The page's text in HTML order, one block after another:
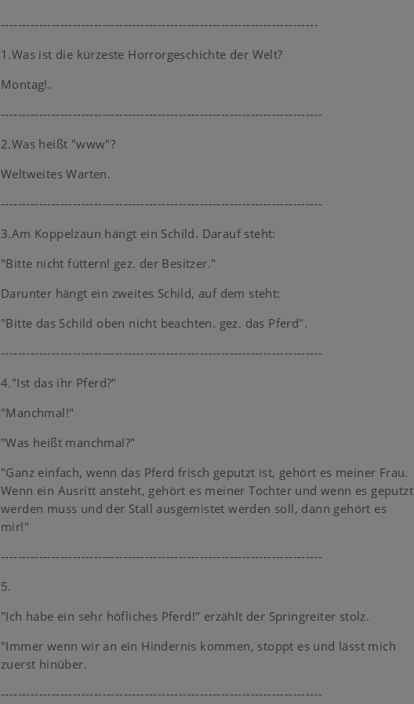
---------------------------------------------------------------------------
1.Was ist die kürzeste Horrorgeschichte der Welt?
Montag!.
----------------------------------------------------------------------------
2.Was heißt "www"?
Weltweites Warten.
----------------------------------------------------------------------------
3.Am Koppelzaun hängt ein Schild. Darauf steht:
"Bitte nicht füttern! gez. der Besitzer."
Darunter hängt ein zweites Schild, auf dem steht:
"Bitte das Schild oben nicht beachten. gez. das Pferd".
----------------------------------------------------------------------------
4."Ist das ihr Pferd?"
"Manchmal!"
"Was heißt manchmal?"
"Ganz einfach, wenn das Pferd frisch geputzt ist, gehört es meiner Frau.
Wenn ein Ausritt ansteht, gehört es meiner Tochter und wenn es geputzt
werden muss und der Stall ausgemistet werden soll, dann gehört es
mir!"
----------------------------------------------------------------------------
5.
"Ich habe ein sehr höfliches Pferd!" erzählt der Springreiter stolz.
"Immer wenn wir an ein Hindernis kommen, stoppt es und lässt mich
zuerst hinüber.
----------------------------------------------------------------------------